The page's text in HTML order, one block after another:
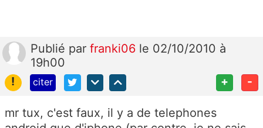
Publié par franki06 le 02/10/2010 à
19h00
!
citer + -
mr tux, c'est faux, il y a de telephones